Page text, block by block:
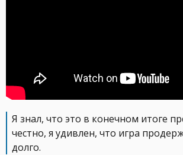
Я знал, что это в конечном итоге
честно, я удивлен, что игра
долго.